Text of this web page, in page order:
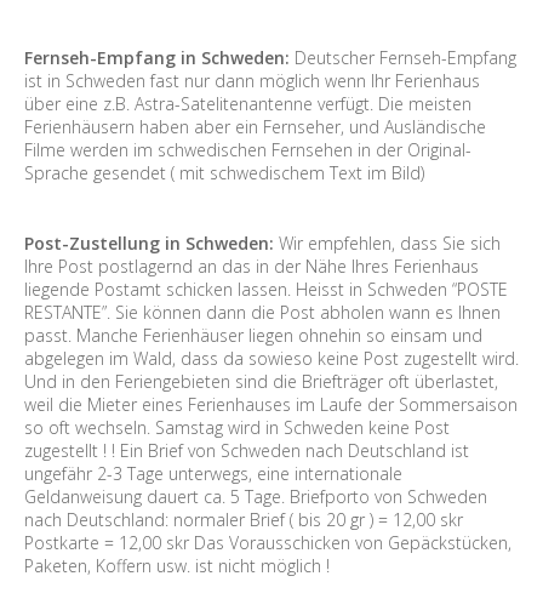
Fernseh-Empfang in Schweden: Deutscher Fernseh-Empfang
ist in Schweden fast nur dann möglich wenn Ihr Ferienhaus
über eine z.B. Astra-Satelitenantenne verfügt. Die meisten
Ferienhäusern haben aber ein Fernseher, und Ausländische
Filme werden im schwedischen Fernsehen in der Original-
Sprache gesendet ( mit schwedischem Text im Bild)
Post-Zustellung in Schweden: Wir empfehlen, dass Sie sich
Ihre Post postlagernd an das in der Nähe Ihres Ferienhaus
liegende Postamt schicken lassen. Heisst in Schweden “POSTE
RESTANTE”. Sie können dann die Post abholen wann es Ihnen
passt. Manche Ferienhäuser liegen ohnehin so einsam und
abgelegen im Wald, dass da sowieso keine Post zugestellt wird.
Und in den Feriengebieten sind die Briefträger oft überlastet,
weil die Mieter eines Ferienhauses im Laufe der Sommersaison
so oft wechseln. Samstag wird in Schweden keine Post
zugestellt ! ! Ein Brief von Schweden nach Deutschland ist
ungefähr 2-3 Tage unterwegs, eine internationale
Geldanweisung dauert ca. 5 Tage. Briefporto von Schweden
nach Deutschland: normaler Brief ( bis 20 gr ) = 12,00 skr
Postkarte = 12,00 skr Das Vorausschicken von Gepäckstücken,
Paketen, Koffern usw. ist nicht möglich !